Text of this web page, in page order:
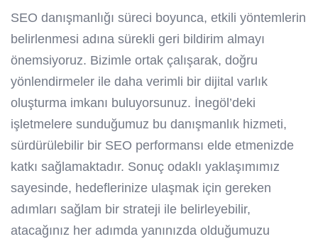
SEO danışmanlığı süreci boyunca, etkili yöntemlerin
belirlenmesi adına sürekli geri bildirim almayı
önemsiyoruz. Bizimle ortak çalışarak, doğru
yönlendirmeler ile daha verimli bir dijital varlık
oluşturma imkanı buluyorsunuz. İnegöl’deki
işletmelere sunduğumuz bu danışmanlık hizmeti,
sürdürülebilir bir SEO performansı elde etmenizde
katkı sağlamaktadır. Sonuç odaklı yaklaşımımız
sayesinde, hedeflerinize ulaşmak için gereken
adımları sağlam bir strateji ile belirleyebilir,
atacağınız her adımda yanınızda olduğumuzu